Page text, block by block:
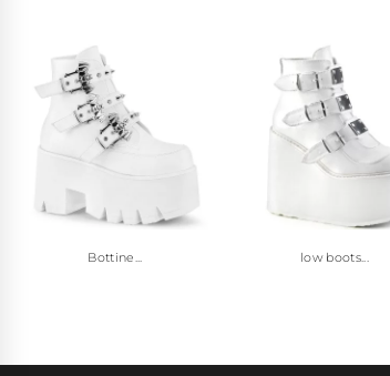
Bottine... low boots...